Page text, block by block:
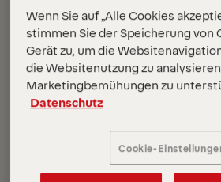
Industrie- und Metropolregion
nachhaltig zu steigern und
Partnerschaften weiter zu
deutscher Servicestandort trägt
maßgeblich zur Präsenz von
flächendeckende, internationale
Wenn Sie auf „Alle Cookies
stimmen Sie der Speicherung von
Gerät zu, um die
die Websitenutzung zu
Marketingbemühungen zu
Datenschutz
Cookie-